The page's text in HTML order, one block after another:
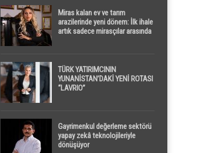
Miras kalan ev ve tarım
arazilerinde yeni dönem: İlk ihale
artık sadece mirasçılar arasında
TÜRK YATIRIMCININ
YUNANİSTAN’DAKİ YENİ ROTASI
“LAVRIO”
Gayrimenkul değerleme sektörü
yapay zekâ teknolojileriyle
dönüşüyor